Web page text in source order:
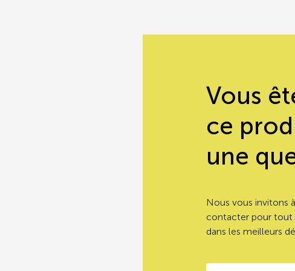
Adultes, adolescents et personnes âgées à domicile
Selon les recommandations, les légumes d’aucy ont une
* GEMRCN = Groupe d’Etudes des Marchés de Restauration
Vous
ce
une
Nous vous invitons
contacter pour tout
dans les meilleurs